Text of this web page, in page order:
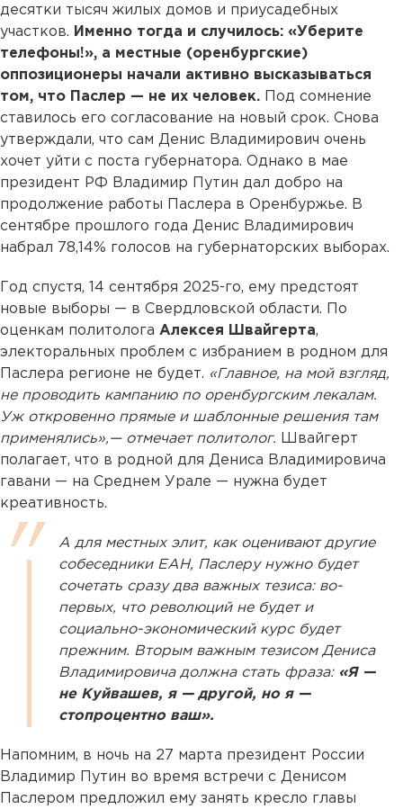
десятки тысяч жилых домов и приусадебных
участков. Именно тогда и случилось: «Уберите
телефоны!», а местные (оренбургские)
оппозиционеры начали активно высказываться
том, что Паслер — не их человек. Под сомнение
ставилось его согласование на новый срок. Снова
утверждали, что сам Денис Владимирович очень
хочет уйти с поста губернатора. Однако в мае
президент РФ Владимир Путин дал добро на
продолжение работы Паслера в Оренбуржье. В
сентябре прошлого года Денис Владимирович
набрал 78,14% голосов на губернаторских выборах.
Год спустя, 14 сентября 2025-го, ему предстоят
новые выборы — в Свердловской области. По
оценкам политолога Алексея Швайгерта,
электоральных проблем с избранием в родном для
Паслера регионе не будет. «Главное, на мой взгляд,
не проводить кампанию по оренбургским лекалам.
Уж откровенно прямые и шаблонные решения там
применялись»,— отмечает политолог. Швайгерт
полагает, что в родной для Дениса Владимировича
гавани — на Среднем Урале — нужна будет
креативность.
А для местных элит, как оценивают другие
собеседники ЕАН, Паслеру нужно будет
сочетать сразу два важных тезиса: во-
первых, что революций не будет и
социально-экономический курс будет
прежним. Вторым важным тезисом Дениса
Владимировича должна стать фраза:«Я —
не Куйвашев, я — другой, но я —
стопроцентно ваш».
Напомним, в ночь на 27 марта президент России
Владимир Путин во время встречи с Денисом
Паслером предложил ему занять кресло главы